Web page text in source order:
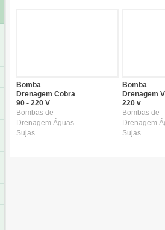
Bomba
Drenagem Cobra
90 - 220 V
Bombas de
Drenagem Águas
Sujas
Bomba
Drenagem
220 v
Bombas de
Drenagem
Sujas